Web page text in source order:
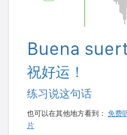
Buena
祝好运！
练习说这句话
也可以在其他地方看到： 免费
片